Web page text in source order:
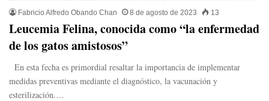
Fabricio Alfredo Obando Chan 8 de agosto de 2023 13
Leucemia Felina, conocida como “la enfermedad
de los gatos amistosos”
En esta fecha es primordial resaltar la importancia de implementar
medidas preventivas mediante el diagnóstico, la vacunación y
esterilización.…